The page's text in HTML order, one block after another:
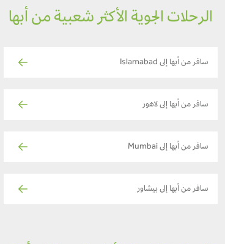
الرحلات الجوية الأكثر شعبية من أبها
سافر من أبها إلى Islamabad
سافر من أبها إلى لاهور
سافر من أبها إلى Mumbai
سافر من أبها إلى بيشاور